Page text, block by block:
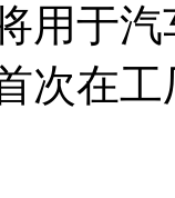
用于
次在